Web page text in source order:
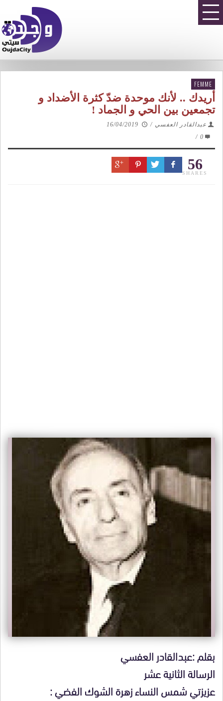
FEMME
أريدك .. لأنك موحدة ضدّ كثرة الأضداد و
تجمعين بين الحي و الجماد !
عبدالقادر العفسي /
16/04/2019
0
/
56
SHARES
بقلم :عبدالقادر العفسي
الرسالة الثانية عشر
عزيزتي شمس النساء زهرة الشوك الفضي :